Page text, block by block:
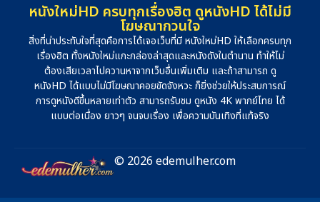
หนังใหม่HD ครบทุกเรื่องฮิต ดูหนังHD ได้ไม่มี
โฆษณากวนใจ
สิ่งที่น่าประทับใจที่สุดคือการได้เจอเว็บที่มี หนังใหม่HD ให้เลือกครบทุก
เรื่องฮิต ทั้งหนังใหม่แกะกล่องล่าสุดและหนังดังในตำนาน ทำให้ไม่
ต้องเสียเวลาไปควานหาจากเว็บอื่นเพิ่มเติม และถ้าสามารถ ดู
หนังHD ได้แบบไม่มีโฆษณาคอยขัดจังหวะ ก็ยิ่งช่วยให้ประสบการณ์
การดูหนังดีขึ้นหลายเท่าตัว สามารถรับชม ดูหนัง 4K พากย์ไทย ได้
แบบต่อเนื่อง ยาวๆ จนจบเรื่อง เพื่อความบันเทิงที่แท้จริง
© 2026 edemulher.com